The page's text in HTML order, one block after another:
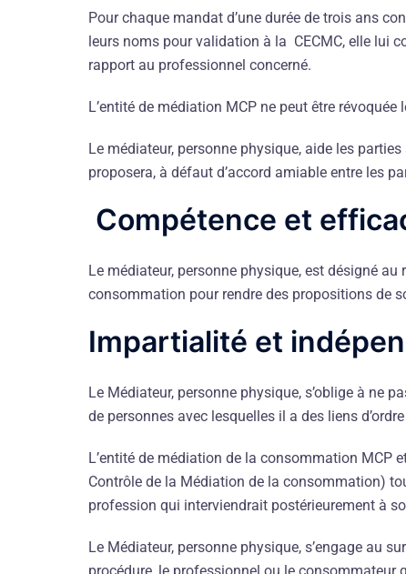
Pour chaque mandat d’une durée de trois ans
leurs noms pour validation à la CECMC, elle lui
rapport au professionnel concerné.
L’entité de médiation MCP ne peut être
Le médiateur, personne physique, aide les
proposera, à défaut d’accord amiable entre les
Compétence et
Le médiateur, personne physique, est désigné
consommation pour rendre des propositions de
Impartialité et
Le Médiateur, personne physique, s’oblige à ne
de personnes avec lesquelles il a des liens
L’entité de médiation de la consommation MCP
Contrôle de la Médiation de la consommation)
profession qui interviendrait postérieurement à
Le Médiateur, personne physique, s’engage au